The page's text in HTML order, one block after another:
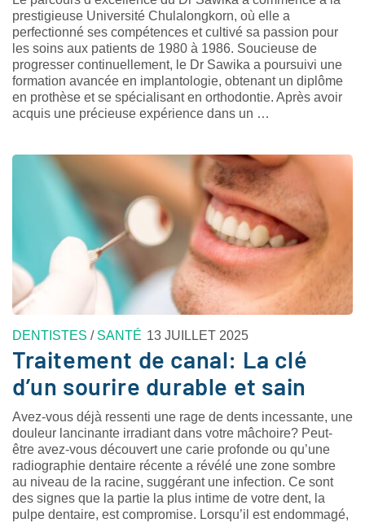
prestigieuse Université Chulalongkorn, où elle a
perfectionné ses compétences et cultivé sa passion pour
les soins aux patients de 1980 à 1986. Soucieuse de
progresser continuellement, le Dr Sawika a poursuivi une
formation avancée en implantologie, obtenant un diplôme
en prothèse et se spécialisant en orthodontie. Après avoir
acquis une précieuse expérience dans un …
DENTISTES / SANTÉ 13 JUILLET 2025
Traitement de canal: La clé
d’un sourire durable et sain
Avez-vous déjà ressenti une rage de dents incessante, une
douleur lancinante irradiant dans votre mâchoire? Peut-
être avez-vous découvert une carie profonde ou qu’une
radiographie dentaire récente a révélé une zone sombre
au niveau de la racine, suggérant une infection. Ce sont
des signes que la partie la plus intime de votre dent, la
pulpe dentaire, est compromise. Lorsqu’il est endommagé,